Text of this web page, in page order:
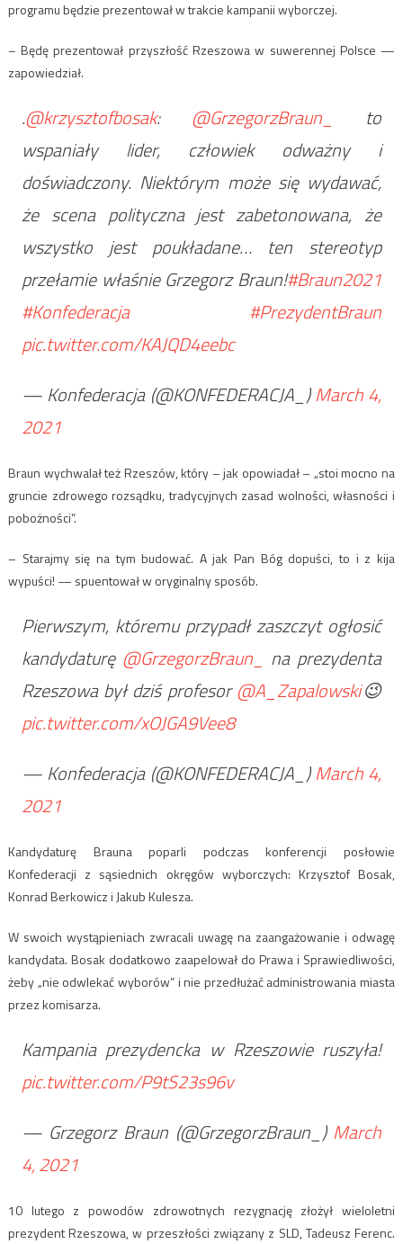
programu będzie prezentował w trakcie kampanii wyborczej.
– Będę prezentował przyszłość Rzeszowa w suwerennej Polsce —
zapowiedział.
.@krzysztofbosak: @GrzegorzBraun_
to
wspaniały lider, człowiek odważny i
doświadczony. Niektórym może się wydawać,
że scena polityczna jest zabetonowana, że
wszystko jest poukładane… ten stereotyp
przełamie właśnie Grzegorz Braun!#Braun2021
#Konfederacja
#PrezydentBraun
pic.twitter.com/KAJQD4eebc
— Konfederacja (@KONFEDERACJA_)March 4,
2021
Braun wychwalał też Rzeszów, który – jak opowiadał – „stoi mocno na
gruncie zdrowego rozsądku, tradycyjnych zasad wolności, własności i
pobożności”.
– Starajmy się na tym budować. A jak Pan Bóg dopuści, to i z kija
wypuści! — spuentował w oryginalny sposób.
Pierwszym, któremu przypadł zaszczyt ogłosić
kandydaturę @GrzegorzBraun_
na prezydenta
Rzeszowa był dziś profesor@A_Zapalowski😉
pic.twitter.com/xOJGA9Vee8
— Konfederacja (@KONFEDERACJA_)March 4,
2021
Kandydaturę Brauna poparli podczas konferencji posłowie
Konfederacji z sąsiednich okręgów wyborczych: Krzysztof Bosak,
Konrad Berkowicz i Jakub Kulesza.
W swoich wystąpieniach zwracali uwagę na zaangażowanie i odwagę
kandydata. Bosak dodatkowo zaapelował do Prawa i Sprawiedliwości,
żeby „nie odwlekać wyborów” i nie przedłużać administrowania miasta
przez komisarza.
Kampania prezydencka w Rzeszowie ruszyła!
pic.twitter.com/P9tS23s96v
— Grzegorz Braun (@GrzegorzBraun_) March
4, 2021
10 lutego z powodów zdrowotnych rezygnację złożył wieloletni
prezydent Rzeszowa, w przeszłości związany z SLD, Tadeusz Ferenc.